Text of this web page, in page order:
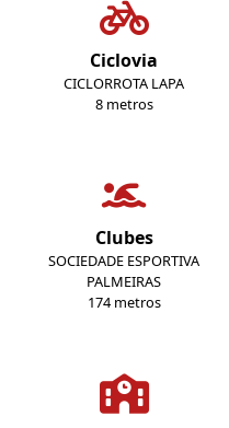
Ciclovia
CICLORROTA LAPA
8 metros
Clubes
SOCIEDADE ESPORTIVA
PALMEIRAS
174 metros